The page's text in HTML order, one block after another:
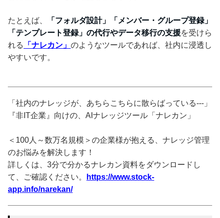
たとえば、
「フォルダ設計」「メンバー・グループ登録」
「テンプレート登録」の代行やデータ移行の支援を受けら
れる
「ナレカン」 のようなツールであれば、社内に浸透し
やすいです。
「社内のナレッジが、あちらこちらに散らばっている---」
『非IT企業』向けの、AIナレッジツール「ナレカン」
＜100人～数万名規模＞の企業様が抱える、ナレッジ管理
のお悩みを解決します！
詳しくは、3分で分かるナレカン資料をダウンロードし
て、ご確認ください。
https://www.stock-
app.info/narekan/